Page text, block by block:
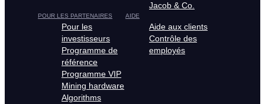
Jacob & Co.
POUR LES PARTENAIRES
Pour les
investisseurs
Programme de
référence
Programme VIP
Mining hardware
Algorithms
AIDE
Aide aux clients
Contrôle des
employés